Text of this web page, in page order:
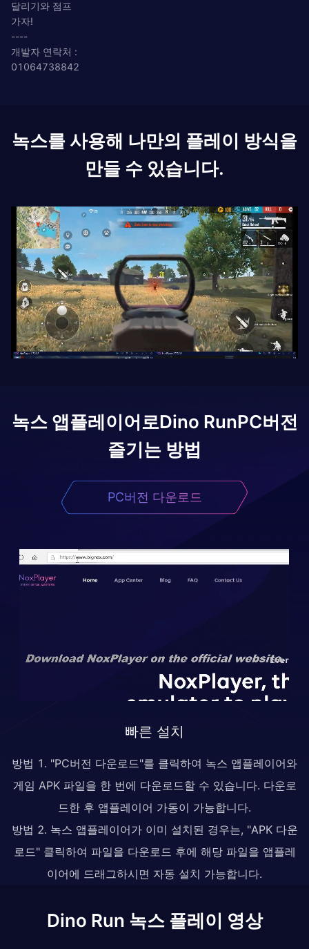
달리기와 점프
가자!
----
개발자 연락처 :
01064738842
녹스를 사용해 나만의 플레이 방식을
만들 수 있습니다.
녹스 앱플레이어로Dino RunPC버전
즐기는 방법
PC버전 다운로드
빠른 설치
방법 1. "PC버전 다운로드"를 클릭하여 녹스 앱플레이어와
게임 APK 파일을 한 번에 다운로드할 수 있습니다. 다운로
드한 후 앱플레이어 가동이 가능합니다.
방법 2. 녹스 앱플레이어가 이미 설치된 경우는, "APK 다운
로드" 클릭하여 파일을 다운로드 후에 해당 파일을 앱플레
이어에 드래그하시면 자동 설치 가능합니다.
Dino Run 녹스 플레이 영상